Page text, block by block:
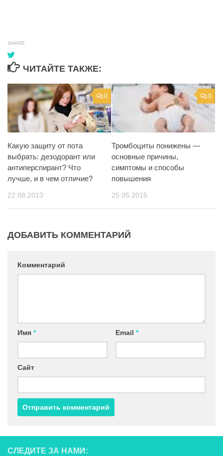
SHARE
ЧИТАЙТЕ ТАКЖЕ:
0
Какую защиту от пота
выбрать: дезодорант или
антиперспирант? Что
лучше, и в чем отличие?
22.08.2013
0
Тромбоциты понижены —
основные причины,
симптомы и способы
повышения
25.05.2015
ДОБАВИТЬ КОММЕНТАРИЙ
Комментарий
Имя * Email *
Сайт
СЛЕДИТЕ ЗА НАМИ: